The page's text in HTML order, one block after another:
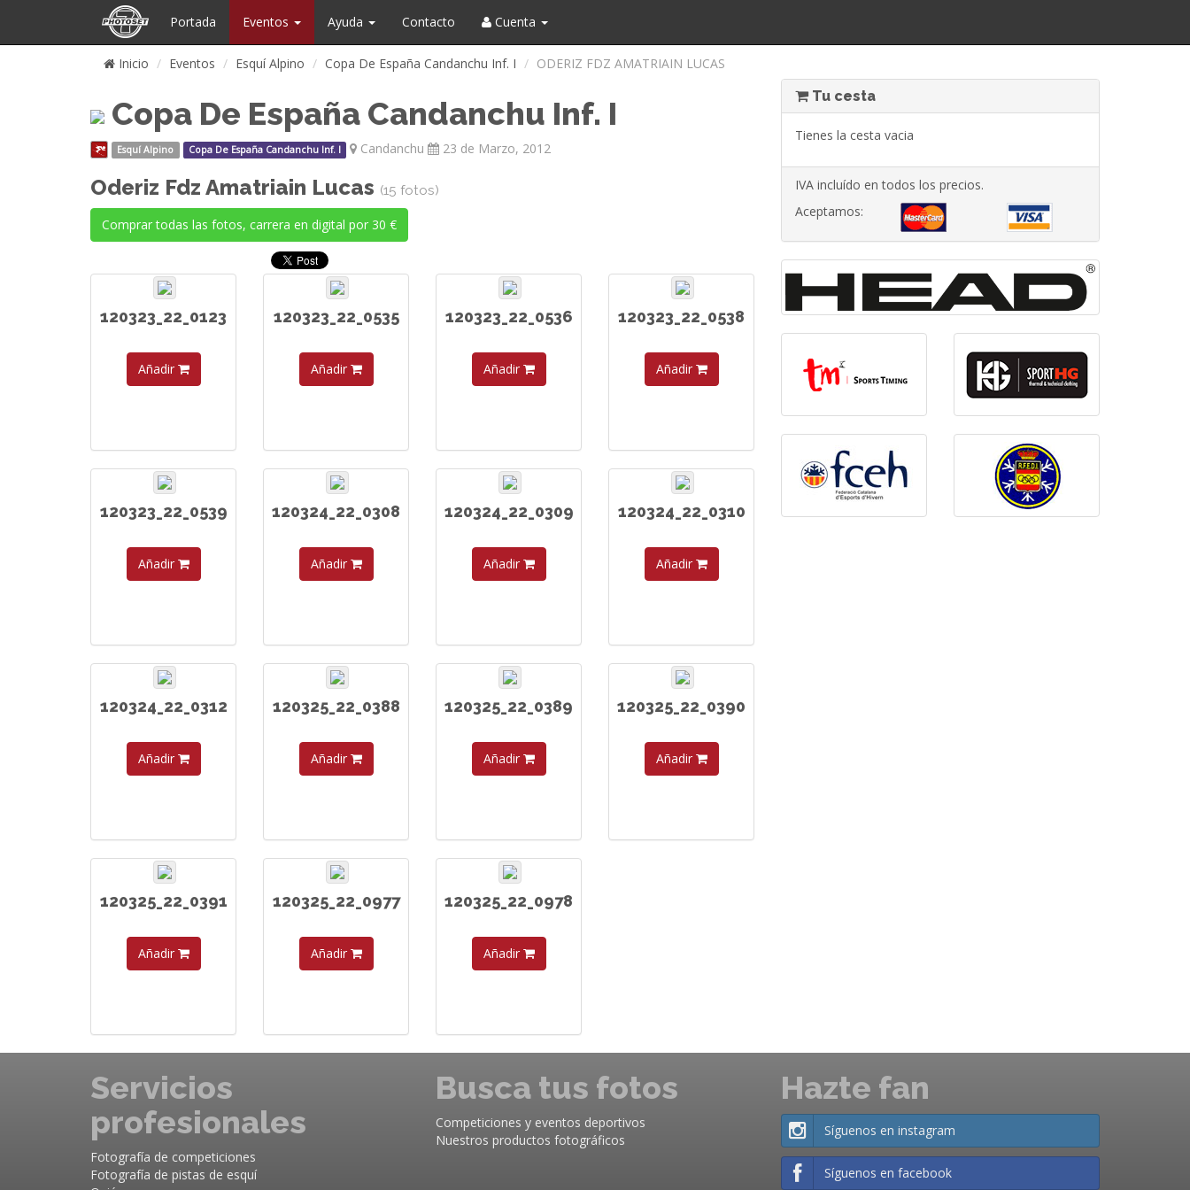
Portada Eventos Ayuda Contacto Cuenta
Inicio Eventos Esquí Alpino Copa De España Candanchu Inf. I ODERIZ FDZ AMATRIAIN LUCAS
Copa De España Candanchu Inf. I
Esquí Alpino Copa De España Candanchu Inf. I Candanchu 23 de Marzo, 2012
Oderiz Fdz Amatriain Lucas (15 fotos)
Comprar todas las fotos, carrera en digital por 30 €
120323_22_0123
Añadir
120323_22_0535
Añadir
120323_22_0536
Añadir
120323_22_0538
Añadir
120323_22_0539
Añadir
120324_22_0308
Añadir
120324_22_0309
Añadir
120324_22_0310
Añadir
120324_22_0312
Añadir
120325_22_0388
Añadir
120325_22_0389
Añadir
120325_22_0390
Añadir
120325_22_0391
Añadir
120325_22_0977
Añadir
120325_22_0978
Añadir
Tu cesta
Tienes la cesta vacia
IVA incluído en todos los precios.
Aceptamos:
Servicios
profesionales
Fotografía de competiciones
Fotografía de pistas de esquí
Busca tus fotos
Competiciones y eventos deportivos
Nuestros productos fotográficos
Hazte fan
Síguenos en instagram
Síguenos en facebook